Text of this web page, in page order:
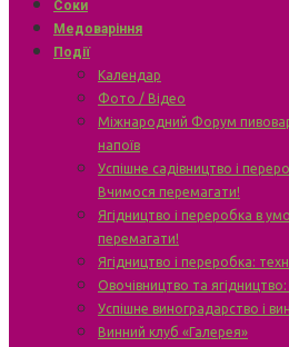
Соки
Медоваріння
Події
Календар
Фото / Відео
Міжнародний Форум
напоїв
Успішне садівництво і
Вчимося перемагати!
Ягідництво і переробка в
перемагати!
Ягідництво і переробка:
Овочівництво та ягідництво:
Успішне виноградарство і
Винний клуб «Галерея»